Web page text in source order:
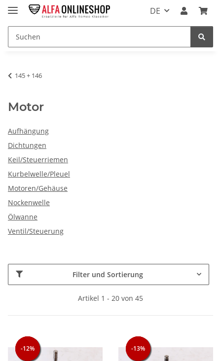
DE
145 + 146
Motor
Aufhängung
Dichtungen
Keil/Steuerriemen
Kurbelwelle/Pleuel
Motoren/Gehäuse
Nockenwelle
Ölwanne
Ventil/Steuerung
Filter und Sortierung
Artikel 1 - 20 von 45
-12%
-12%
-12% -13%
-13%
-13%